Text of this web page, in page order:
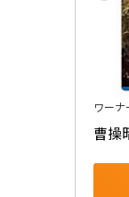
ワー
曹操